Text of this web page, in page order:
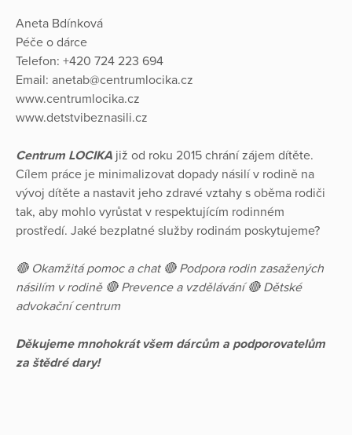
Aneta Bdínková
Péče o dárce
Telefon: +420 724 223 694
Email: anetab@centrumlocika.cz
www.centrumlocika.cz
www.detstvibeznasili.cz
Centrum LOCIKA již od roku 2015 chrání zájem dítěte.
Cílem práce je minimalizovat dopady násilí v rodině na
vývoj dítěte a nastavit jeho zdravé vztahy s oběma rodiči
tak, aby mohlo vyrůstat v respektujícím rodinném
prostředí. Jaké bezplatné služby rodinám poskytujeme?
🔴 Okamžitá pomoc a chat 🔴 Podpora rodin zasažených
násilím v rodině 🔴 Prevence a vzdělávání 🔴 Dětské
advokační centrum
Děkujeme mnohokrát všem dárcům a podporovatelům
za štědré dary!